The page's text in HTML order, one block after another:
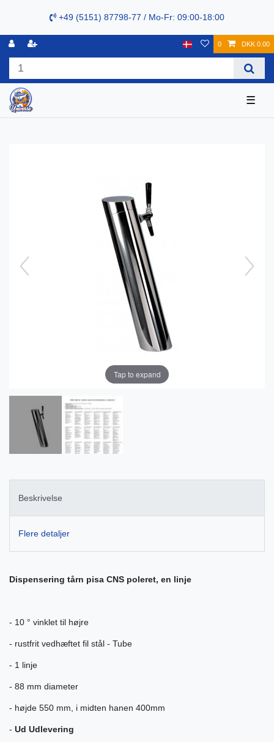
+49 (5151) 87798-77 / Mo-Fr: 09:00-18:00
0 DKK 0.00
☰
Tap to expand
Beskrivelse
Flere detaljer
Dispensering tårn pisa CNS poleret, en linje
- 10 ° vinklet til højre
- rustfrit vedhæftet fil stål - Tube
- 1 linje
- 88 mm diameter
- højde 550 mm, i midten hanen 400mm
- Ud Udlevering